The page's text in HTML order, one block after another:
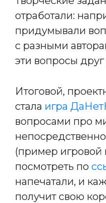
отработали:
придумывали
с разными
эти вопросы друг
Итоговой,
стала игра
вопросами про
(пример игровой
посмотреть по
напечатали, и
получит свою